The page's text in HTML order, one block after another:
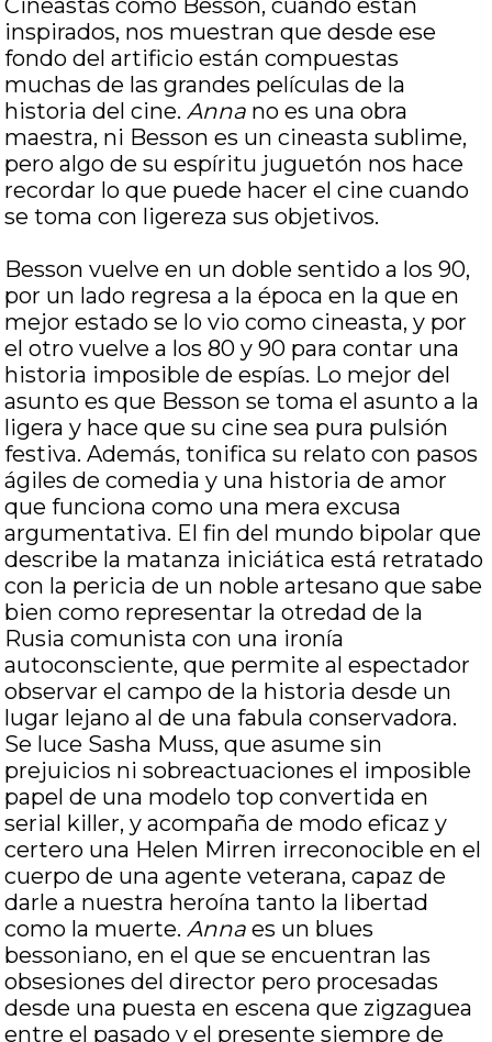
Cineastas como Besson, cuando están
inspirados, nos muestran que desde ese
fondo del artificio están compuestas
muchas de las grandes películas de la
historia del cine.Anna no es una obra
maestra, ni Besson es un cineasta sublime,
pero algo de su espíritu juguetón nos hace
recordar lo que puede hacer el cine cuando
se toma con ligereza sus objetivos.
Besson vuelve en un doble sentido a los 90,
por un lado regresa a la época en la que en
mejor estado se lo vio como cineasta, y por
el otro vuelve a los 80 y 90 para contar una
historia imposible de espías. Lo mejor del
asunto es que Besson se toma el asunto a la
ligera y hace que su cine sea pura pulsión
festiva. Además, tonifica su relato con pasos
ágiles de comedia y una historia de amor
que funciona como una mera excusa
argumentativa. El fin del mundo bipolar que
describe la matanza iniciática está retratado
con la pericia de un noble artesano que sabe
bien como representar la otredad de la
Rusia comunista con una ironía
autoconsciente, que permite al espectador
observar el campo de la historia desde un
lugar lejano al de una fabula conservadora.
Se luce Sasha Muss, que asume sin
prejuicios ni sobreactuaciones el imposible
papel de una modelo top convertida en
serial killer, y acompaña de modo eficaz y
certero una Helen Mirren irreconocible en el
cuerpo de una agente veterana, capaz de
darle a nuestra heroína tanto la libertad
como la muerte.Anna es un blues
bessoniano, en el que se encuentran las
obsesiones del director pero procesadas
desde una puesta en escena que zigzaguea
entre el pasado y el presente siempre de